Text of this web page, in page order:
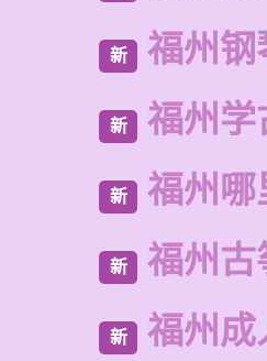
新 福州钢
新 福州学
新 福州哪
新 福州古
新 福州成